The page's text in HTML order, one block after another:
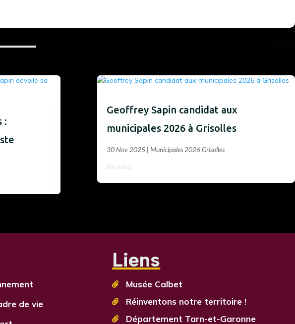
:
Geoffrey Sapin candidat aux
municipales 2026 à Grisolles
30 Nov 2025 |Municipales 2026 Grisolles
lire plus
de vie
Liens
 Musée Calbet
 Réinventons notre territoire !
 Département Tarn-et-Garonne